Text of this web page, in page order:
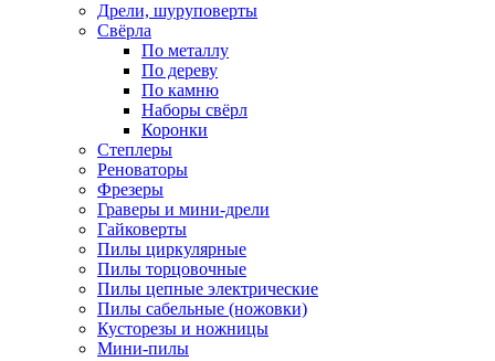
Дрели, шуруповерты
Свёрла
По металлу
По дереву
По камню
Наборы свёрл
Коронки
Степлеры
Реноваторы
Фрезеры
Граверы и мини-дрели
Гайковерты
Пилы циркулярные
Пилы торцовочные
Пилы цепные электрические
Пилы сабельные (ножовки)
Кусторезы и ножницы
Мини-пилы